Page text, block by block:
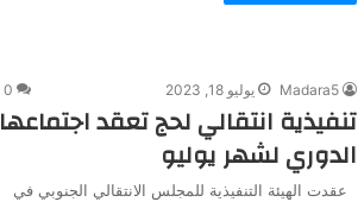
Madara5 يوليو 18, 2023 0
تنفيذية انتقالي لحج تعقد اجتماعها
الدوري لشهر يوليو
عقدت الهيئة التنفيذية للمجلس الانتقالي الجنوبي في